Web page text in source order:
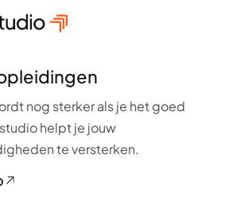
nog sterker als je het goed
helpt je jouw
te versterken.